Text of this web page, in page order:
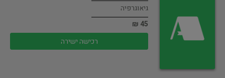
גיאוגרפיה
45 ₪
רכישה ישירה